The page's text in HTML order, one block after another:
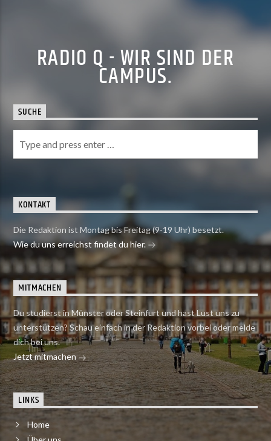
RADIO Q - WIR SIND DER
CAMPUS.
SUCHE
KONTAKT
Die Redaktion ist Montag bis Freitag (9-19 Uhr) besetzt.
Wie du uns erreichst findet du hier.
MITMACHEN
Du studierst in Münster oder Steinfurt und hast Lust uns zu
unterstützen? Schau einfach in der Redaktion vorbei oder melde
dich bei uns.
Jetzt mitmachen
LINKS
Home